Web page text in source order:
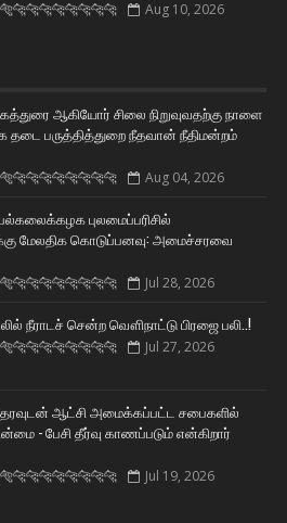
Aug 10, 2026
ஆகியோர் சிலை நிறுவுவதற்கு நாளை
தடை பருத்தித்துறை நீதவான் நீதிமன்றம்
Aug 04, 2026
புலமைப்பரிசில்
மேலதிக கொடுப்பனவு: அமைச்சரவை
Jul 28, 2026
நீராடச் சென்ற வௌிநாட்டு பிரஜை பலி..!
Jul 27, 2026
ஆதரவுடன் ஆட்சி அமைக்கப்பட்ட சபைகளில்
- பேசி தீர்வு காணப்படும் என்கிறார்
Jul 19, 2026